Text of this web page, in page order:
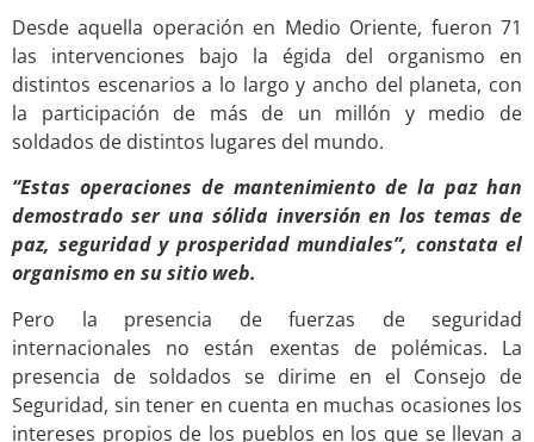
Desde aquella operación en Medio Oriente, fueron 71
las intervenciones bajo la égida del organismo en
distintos escenarios a lo largo y ancho del planeta, con
la participación de más de un millón y medio de
soldados de distintos lugares del mundo.
“Estas operaciones de mantenimiento de la paz han
demostrado ser una sólida inversión en los temas de
paz, seguridad y prosperidad mundiales”, constata el
organismo en su sitio web.
Pero la presencia de fuerzas de seguridad
internacionales no están exentas de polémicas. La
presencia de soldados se dirime en el Consejo de
Seguridad, sin tener en cuenta en muchas ocasiones los
intereses propios de los pueblos en los que se llevan a